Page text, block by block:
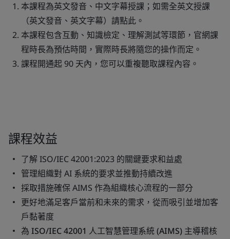
本課程為英文發音、中文字幕授課；如需全英文授課
（英文發音、英文字幕） 請點此 。
本課程包含互動、知識檢定、理解測試等環節，官網課
程時長為預估時間，實際時長將隨您的操作而定。
課程開通起 90 天內，您可以重複聽取課程內容。
課程效益
了解 ISO/IEC 42001:2023 的關鍵要求和益處
管理組織對 AI 系統的要求並推動持續改進
採取措施確保 AIMS 作為組織核心流程的一部分
更好地滿足客戶當前和未來的需求，從而吸引並增加客
戶黏著度
為 ISO/IEC 42001 人工智慧管理系統 (AIMS) 主導稽核